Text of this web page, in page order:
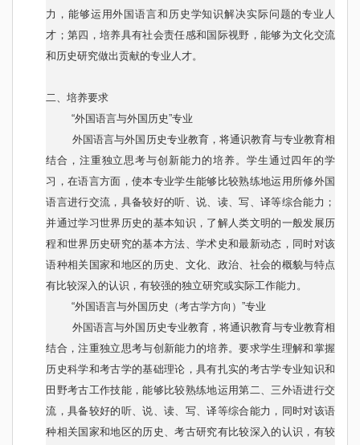
力，能够运用外国语言和历史学知识解决实际问题的专业人
才；第四，培养具有社会责任感和国际视野，能够为文化交流
和历史研究做出贡献的专业人才。
二、培养要求
“外国语言与外国历史”专业
外国语言与外国历史专业教育，将通识教育与专业教育相
结合，注重独立思考与创新能力的培养。学生通过四年的学
习，在语言方面，使本专业学生能够比较熟练地运用所修外国
语言进行交流，具备较好的听、说、读、写、译等综合能力；
并通过学习世界历史的基本知识，了解人类文明的一般发展历
程和世界历史研究的基本方法、学术史和最新动态，同时对该
语种相关国家和地区的历史、文化、政治、社会的概貌与特点
有比较深入的认识，有较强的独立研究或实际工作能力。
“外国语言与外国历史（考古学方向）”专业
外国语言与外国历史专业教育，将通识教育与专业教育相
结合，注重独立思考与创新能力的培养。要求学生理解和掌握
历史科学和考古学的基础理论，具有扎实的考古学专业知识和
田野考古工作技能，能够比较熟练地运用第二、三外语进行交
流，具备较好的听、说、读、写、译等综合能力，同时对该语
种相关国家和地区的历史、考古研究有比较深入的认识，有较